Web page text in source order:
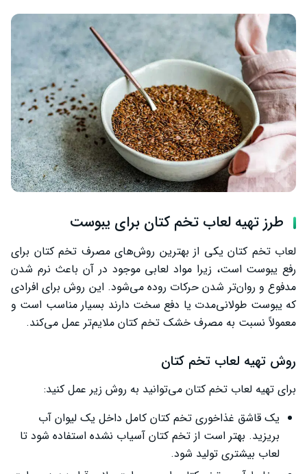
طرز تهیه لعاب تخم کتان برای یبوست
لعاب تخم کتان یکی از بهترین روش‌های مصرف تخم کتان برای
رفع یبوست است، زیرا مواد لعابی موجود در آن باعث نرم شدن
مدفوع و روان‌تر شدن حرکات روده می‌شود. این روش برای افرادی
که یبوست طولانی‌مدت یا دفع سخت دارند بسیار مناسب است و
معمولاً نسبت به مصرف خشک تخم کتان ملایم‌تر عمل می‌کند.
روش تهیه لعاب تخم کتان
برای تهیه لعاب تخم کتان می‌توانید به روش زیر عمل کنید:
یک قاشق غذاخوری تخم کتان کامل داخل یک لیوان آب
بریزید. بهتر است از تخم کتان آسیاب نشده استفاده شود تا
لعاب بیشتری تولید شود.